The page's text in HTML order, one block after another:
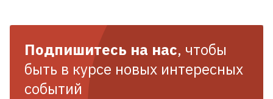
Подпишитесь на нас, чтобы
быть в курсе новых интересных
событий